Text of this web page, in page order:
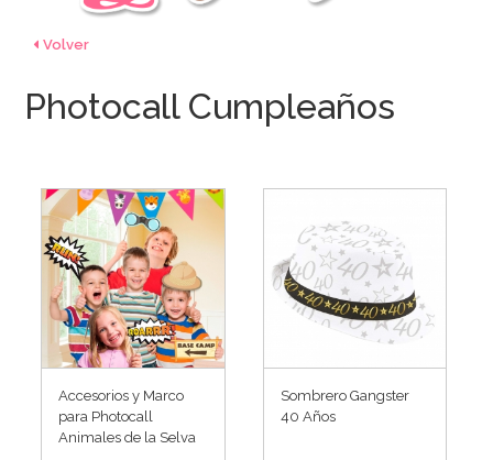
Volver
Photocall Cumpleaños
Accesorios y Marco
para Photocall
Animales de la Selva
Sombrero Gangster
40 Años